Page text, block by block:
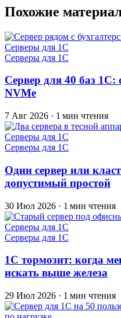
Похожие
Серверы для 1С
Серверы для 1С
Сервер для 40 баз 1С:
NVMe
7 Авг 2026 · 1 мин чтения
Серверы для 1С
Серверы для 1С
Один сервер или
допустимый простой
30 Июл 2026 · 1 мин чтения
Серверы для 1С
Серверы для 1С
1С тормозит: когда
искать выше железа
29 Июл 2026 · 1 мин чтения